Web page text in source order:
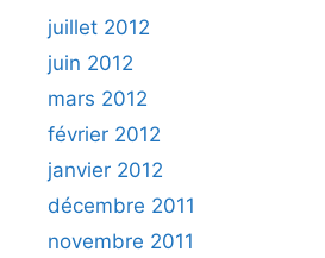
juillet 2012
juin 2012
mars 2012
février 2012
janvier 2012
décembre 2011
novembre 2011